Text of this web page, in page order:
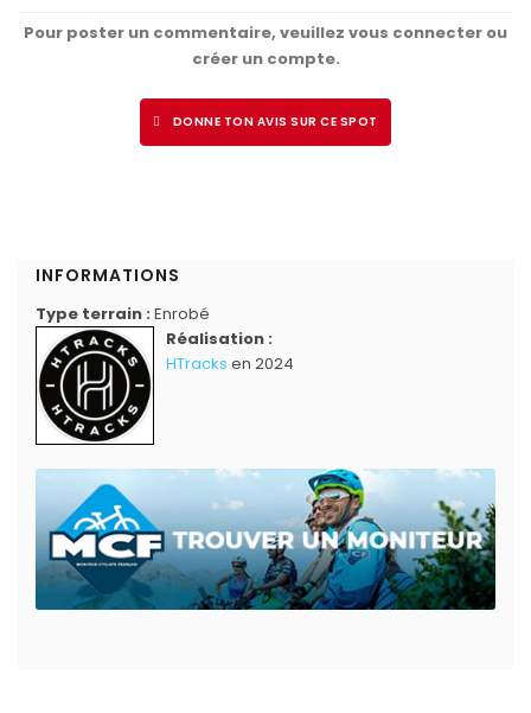
Pour poster un commentaire, veuillez vous connecter ou
créer un compte.
DONNE TON AVIS SUR CE SPOT
INFORMATIONS
Type terrain : Enrobé
Réalisation :
HTracks en 2024